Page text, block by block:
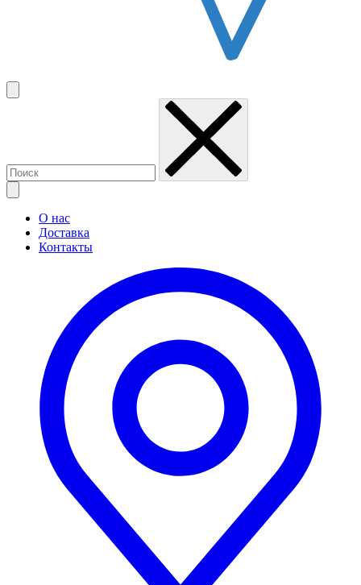
О нас
Доставка
Контакты